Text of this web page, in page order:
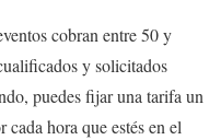
cobran entre 50 y
y solicitados
puedes fijar una tarifa un
cada hora que estés en el